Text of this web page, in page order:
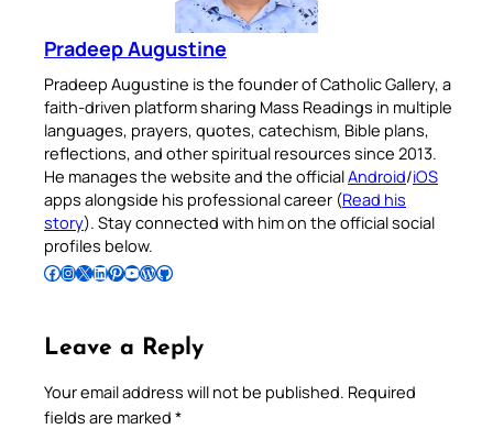
Pradeep Augustine
Pradeep Augustine is the founder of Catholic Gallery, a
faith-driven platform sharing Mass Readings in multiple
languages, prayers, quotes, catechism, Bible plans,
reflections, and other spiritual resources since 2013.
He manages the website and the officialAndroid/iOS
apps alongside his professional career (Read his
story). Stay connected with him on the official social
profiles below.
Follow Pradeep on Facebook Follow Pradeep on InstagramFollow Pradeep on X Follow Pradeep on LinkedIn Follow Pradeep on Pinterest Subscribe to Pradeep’s Youtube Channel Follow Pradeep on WordPress Follow Pradeep on GitHub
Leave a Reply
Your email address will not be published. Required
fields are marked *